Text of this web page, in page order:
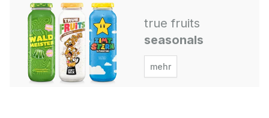
true fruits
seasonals
mehr